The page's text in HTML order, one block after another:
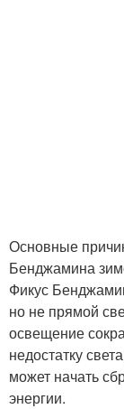
Основные
Бенджамина
Фикус
но не прямой
освещение
недостатку
может начать
энергии.